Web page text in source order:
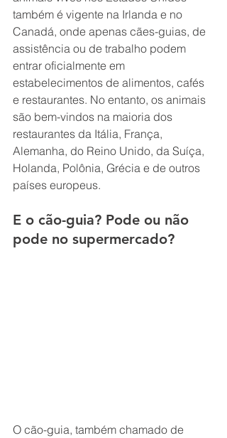
também é vigente na Irlanda e no
Canadá, onde apenas cães-guias, de
assistência ou de trabalho podem
entrar oficialmente em
estabelecimentos de alimentos, cafés
e restaurantes. No entanto, os animais
são bem-vindos na maioria dos
restaurantes da Itália, França,
Alemanha, do Reino Unido, da Suíça,
Holanda, Polônia, Grécia e de outros
países europeus.
E o cão-guia? Pode ou não
pode no supermercado?
O cão-guia, também chamado de